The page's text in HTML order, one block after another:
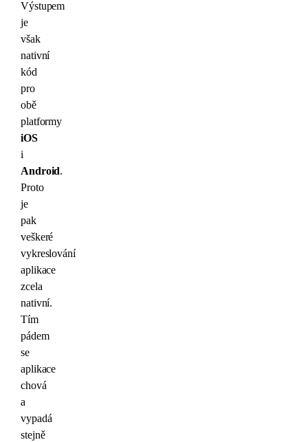
Výstupem
je
však
nativní
kód
pro
obě
platformy
iOS
i
Android.
Proto
je
pak
veškeré
vykreslování
aplikace
zcela
nativní.
Tím
pádem
se
aplikace
chová
a
vypadá
stejně